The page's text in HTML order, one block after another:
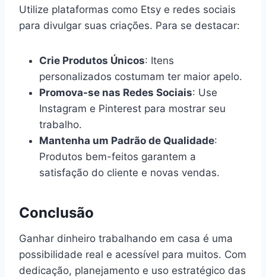
Utilize plataformas como Etsy e redes sociais
para divulgar suas criações. Para se destacar:
Crie Produtos Únicos: Itens
personalizados costumam ter maior apelo.
Promova-se nas Redes Sociais: Use
Instagram e Pinterest para mostrar seu
trabalho.
Mantenha um Padrão de Qualidade:
Produtos bem-feitos garantem a
satisfação do cliente e novas vendas.
Conclusão
Ganhar dinheiro trabalhando em casa é uma
possibilidade real e acessível para muitos. Com
dedicação, planejamento e uso estratégico das